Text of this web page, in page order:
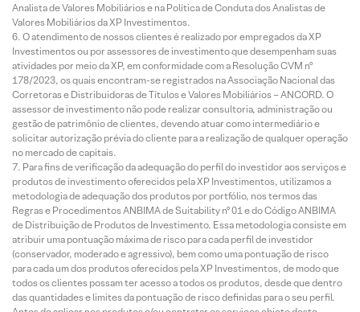
Analista de Valores Mobiliários e na Política de Conduta dos Analistas de
Valores Mobiliários da XP Investimentos.
O atendimento de nossos clientes é realizado por empregados da XP
Investimentos ou por assessores de investimento que desempenham suas
atividades por meio da XP, em conformidade com a Resolução CVM nº
178/2023, os quais encontram-se registrados na Associação Nacional das
Corretoras e Distribuidoras de Títulos e Valores Mobiliários – ANCORD. O
assessor de investimento não pode realizar consultoria, administração ou
gestão de patrimônio de clientes, devendo atuar como intermediário e
solicitar autorização prévia do cliente para a realização de qualquer operação
no mercado de capitais.
Para fins de verificação da adequação do perfil do investidor aos serviços e
produtos de investimento oferecidos pela XP Investimentos, utilizamos a
metodologia de adequação dos produtos por portfólio, nos termos das
Regras e Procedimentos ANBIMA de Suitability nº 01 e do Código ANBIMA
de Distribuição de Produtos de Investimento. Essa metodologia consiste em
atribuir uma pontuação máxima de risco para cada perfil de investidor
(conservador, moderado e agressivo), bem como uma pontuação de risco
para cada um dos produtos oferecidos pela XP Investimentos, de modo que
todos os clientes possam ter acesso a todos os produtos, desde que dentro
das quantidades e limites da pontuação de risco definidas para o seu perfil.